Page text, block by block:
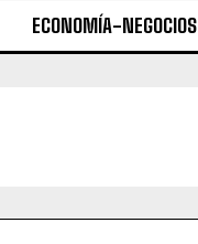
ECONOMÍA-NEGOCIOS